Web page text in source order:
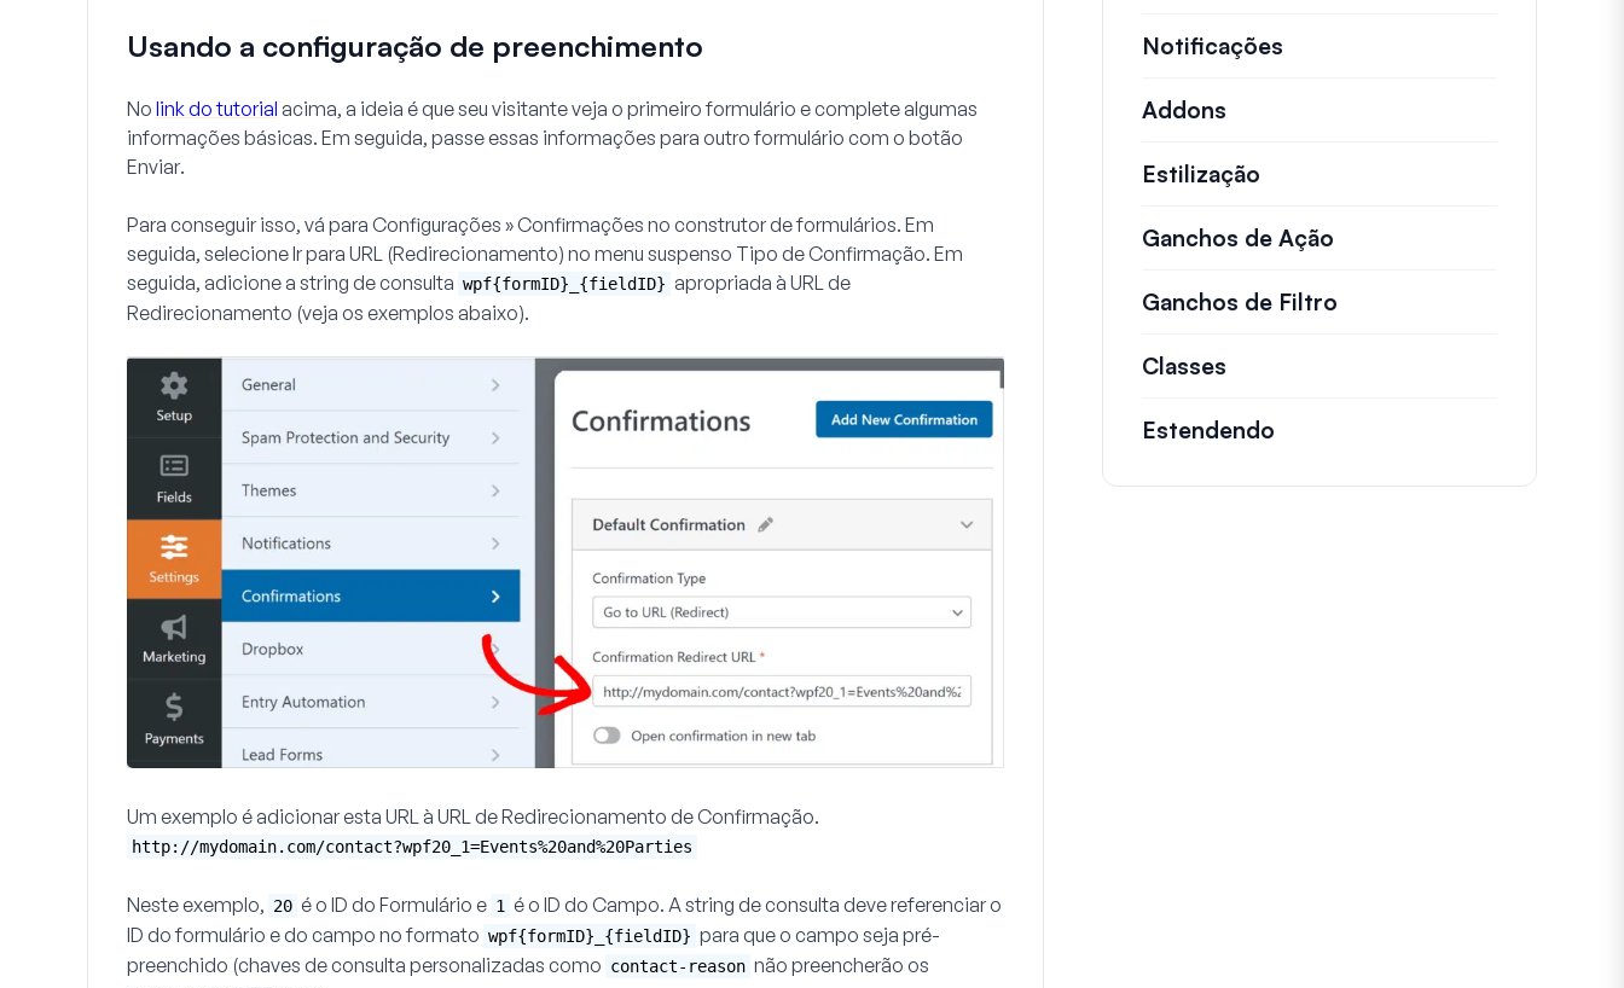
Usando a configuração de preenchimento
No link do tutorial acima, a ideia é que seu visitante veja o primeiro formulário e complete algumas
informações básicas. Em seguida, passe essas informações para outro formulário com o botão
Enviar.
Para conseguir isso, vá para Configurações » Confirmações no construtor de formulários. Em
seguida, selecioneIr para URL (Redirecionamento) no menu suspenso Tipo de Confirmação. Em
seguida, adicione a string de consulta wpf{formID}_{fieldID} apropriada à URL de
Redirecionamento (veja os exemplos abaixo).
Um exemplo é adicionar esta URL à URL de Redirecionamento de Confirmação.
http://mydomain.com/contact?wpf20_1=Events%20and%20Parties
Neste exemplo, 20 é o ID do Formulário e 1 é o ID do Campo. A string de consulta deve referenciar o
ID do formulário e do campo no formato wpf{formID}_{fieldID} para que o campo seja pré-
preenchido (chaves de consulta personalizadas como contact-reason não preencherão os
Notificações
Addons
Estilização
Ganchos de Ação
Ganchos de Filtro
Classes
Estendendo